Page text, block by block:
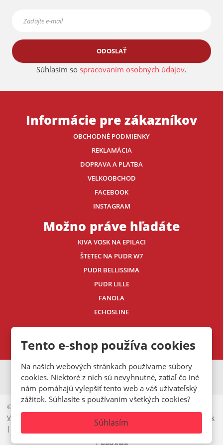
Tento e-shop používa cookies
Na našich webových stránkach používame súbory
cookies. Niektoré z nich sú nevyhnutné, zatiaľ čo iné
nám pomáhajú vylepšiť tento web a váš užívateľský
zážitok. Súhlasíte s používaním všetkých cookies?
Súhlasím
ODOSLAŤ
Súhlasím so spracovaním osobných údajov.
Informácie pre zákazníkov
OBCHODNÉ PODMIENKY
REKLAMÁCIA
DOPRAVA A PLATBA
VELKOOBCHOD
FACEBOOK
INSTAGRAM
Možno práve hľadáte
KIVA VOSK NA EPILACI
ŠTETEC NA PUDR W7
PUDR BELLISSIMA
PUDR LILLE
FANOLA
ECHOSLINE
Kontaktujte nás
© 2026, Mystic.CZ s.r.o.
Vyhlásenie o prístupnosti
Ochrana osobných údajov
Mapa stránok
|
VISA MasterCardMaestro